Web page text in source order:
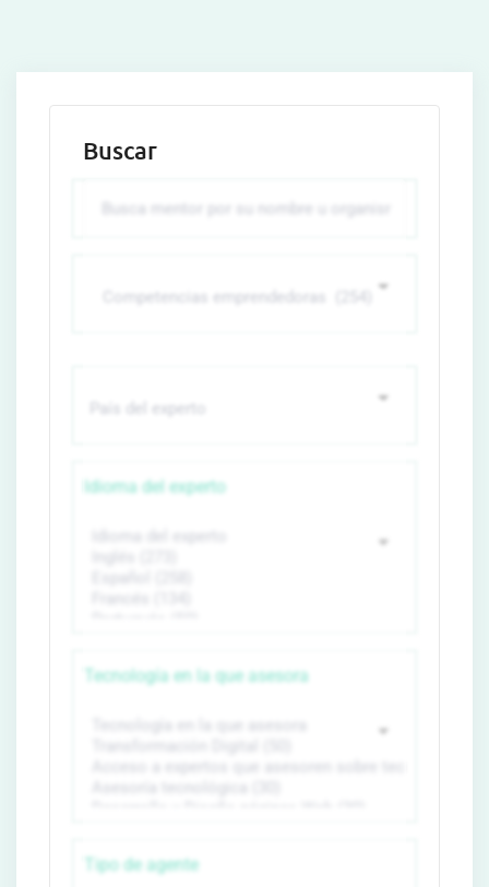
Buscar
Idioma del experto
Tecnología en la que asesora
Tipo de agente